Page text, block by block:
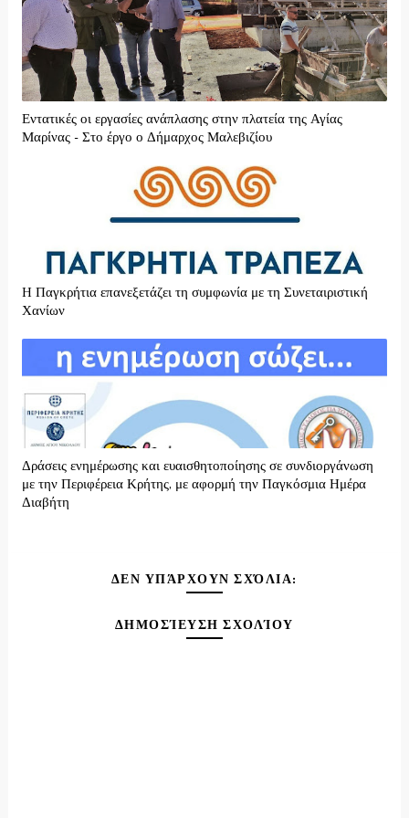
Εντατικές οι εργασίες ανάπλασης στην πλατεία της Αγίας
Μαρίνας - Στο έργο ο Δήμαρχος Μαλεβιζίου
H Παγκρήτια επανεξετάζει τη συμφωνία με τη Συνεταιριστική
Χανίων
Δράσεις ενημέρωσης και ευαισθητοποίησης σε συνδιοργάνωση
με την Περιφέρεια Κρήτης, με αφορμή την Παγκόσμια Ημέρα
Διαβήτη
ΔΕΝ ΥΠΆΡΧΟΥΝ ΣΧΌΛΙΑ:
ΔΗΜΟΣΊΕΥΣΗ ΣΧΟΛΊΟΥ